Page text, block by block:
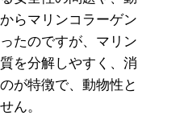
らマリンコラーゲン
たのですが、マリン
を分解しやすく、消
が特徴で、動物性と
ん。